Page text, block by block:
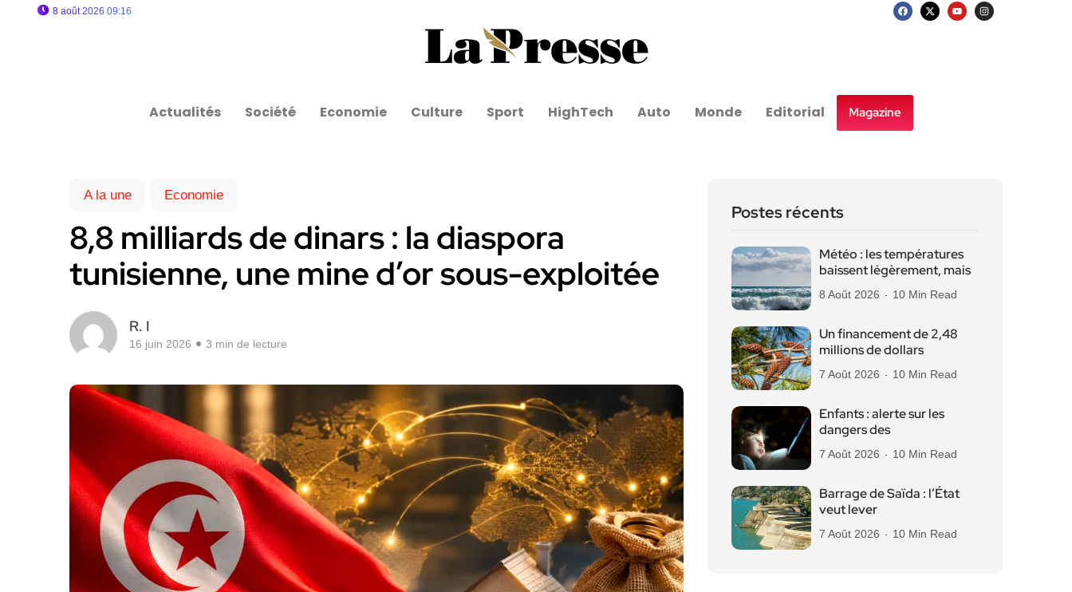
8 août 2026 09:16
Actualités Société Economie Culture Sport HighTech Auto Monde Editorial Magazine
A la une Economie
8,8 milliards de dinars : la diaspora
tunisienne, une mine d’or sous-exploitée
R. I
16 juin 2026 3 min de lecture
Postes récents
Météo : les températures
baissent légèrement, mais
8 Août 2026 10 Min Read
Un financement de 2,48
millions de dollars
7 Août 2026 10 Min Read
Enfants : alerte sur les
dangers des
7 Août 2026 10 Min Read
Barrage de Saïda : l’État
veut lever
7 Août 2026 10 Min Read